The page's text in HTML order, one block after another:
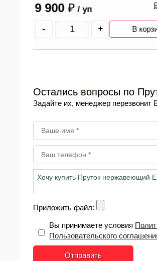
8 800₽/ уп
В
Остались вопросы по
Задайте их, менеджер перезвонит
Приложить файл:
Вы принимаете условия
Пользовательского
Отправить